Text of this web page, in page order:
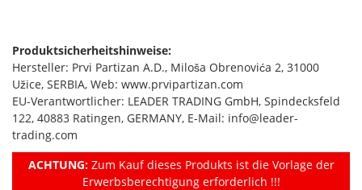
Produktsicherheitshinweise:
Hersteller: Prvi Partizan A.D., Miloša Obrenovića 2, 31000
Užice, SERBIA, Web: www.prvipartizan.com
EU-Verantwortlicher: LEADER TRADING GmbH, Spindecksfeld
122, 40883 Ratingen, GERMANY, E-Mail: info@leader-
trading.com
ACHTUNG:Zum Kauf dieses Produkts ist die Vorlage der
Erwerbsberechtigung erforderlich !!!